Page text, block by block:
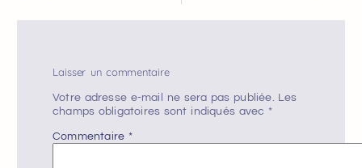
Laisser un commentaire
Votre adresse e-mail ne sera pas publiée. Les
champs obligatoires sont indiqués avec *
Commentaire *